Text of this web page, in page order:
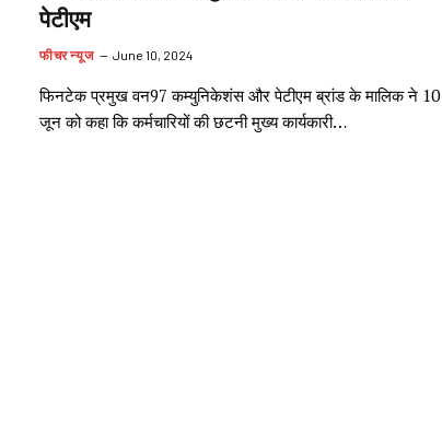
पेटीएम
फीचर न्यूज June 10, 2024
फिनटेक प्रमुख वन97 कम्युनिकेशंस और पेटीएम ब्रांड के मालिक ने 10
जून को कहा कि कर्मचारियों की छटनी मुख्य कार्यकारी…